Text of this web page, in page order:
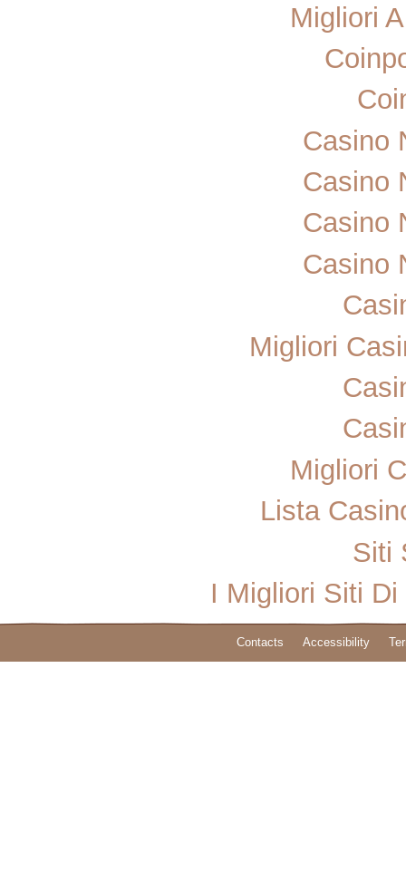
Migliori
Casino
Casino
Casino
Casino
Migliori
Migliori
Lista
Siti
I Migliori Siti
Contacts Accessibility